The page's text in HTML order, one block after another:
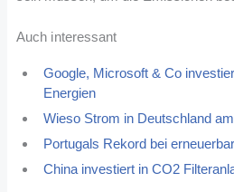
Auch interessant
Google, Microsoft & Co
Energien
Wieso Strom in Deutschland
Portugals Rekord bei
China investiert in CO2